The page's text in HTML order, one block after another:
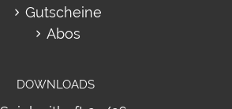
Gutscheine
Abos
DOWNLOADS